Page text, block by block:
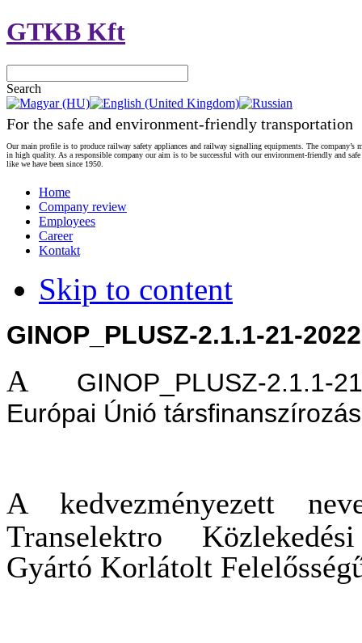
GTKB Kft
Search
For the safe and environment-friendly transportation
Our main profile is to produce railway safety appliances and railway signalling equipments. The company’s
in high quality. As a responsible company our aim is to be successful with our environment-friendly and
like we have been since 1950.
Home
Company review
Employees
Career
Kontakt
Skip to content
GINOP_PLUSZ-2.1.1-21-
A
GINOP_PLUSZ-
Európai Únió
A kedvezményezett
Transelektro
Gyártó Korlátolt